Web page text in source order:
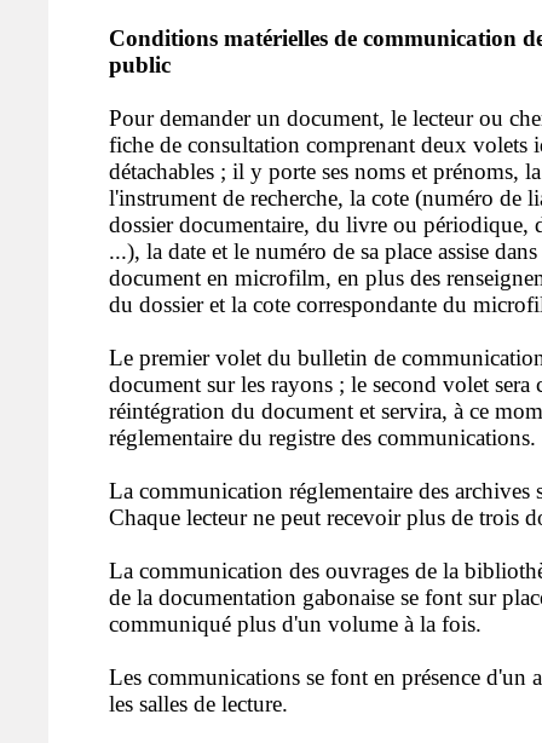
Conditions matérielles de communication
public
Pour demander un document, le lecteur ou
fiche de consultation comprenant deux volets
détachables ; il y porte ses noms et prénoms,
l'instrument de recherche, la cote (numéro de
dossier documentaire, du livre ou périodique,
...), la date et le numéro de sa place assise
document en microfilm, en plus des
du dossier et la cote correspondante du
Le premier volet du bulletin de
document sur les rayons ; le second volet sera
réintégration du document et servira, à ce
réglementaire du registre des communications.
La communication réglementaire des archives
Chaque lecteur ne peut recevoir plus de trois
La communication des ouvrages de la
de la documentation gabonaise se font sur
communiqué plus d'un volume à la fois.
Les communications se font en présence d'un
les salles de lecture.